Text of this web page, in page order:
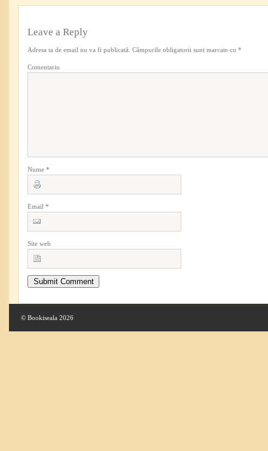
Leave a Reply
Adresa ta de email nu va fi publicată. Câmpurile obligatorii sunt marcate cu *
Comentariu
Nume *
Email *
Site web
© Bookiseala 2026